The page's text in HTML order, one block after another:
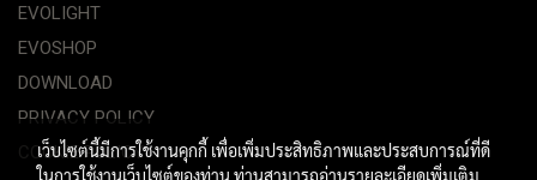
EVOLIGHT
EVOSHOP
DOWNLOAD
PRIVACY POLICY
COOKIE POLICY
เว็บไซต์นี้มีการใช้งานคุกกี้ เพื่อเพิ่มประสิทธิภาพและประสบการณ์ที่ดี
ในการใช้งานเว็บไซต์ของท่าน ท่านสามารถอ่านรายละเอียดเพิ่มเติม